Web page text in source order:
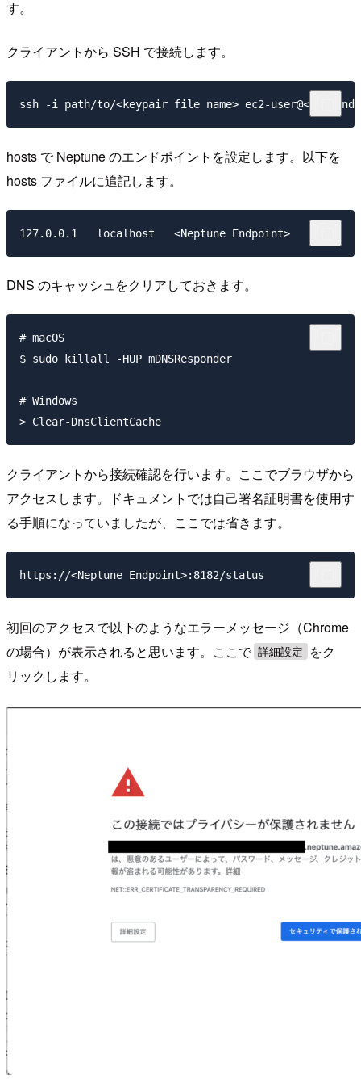
す。
クライアントから SSH で接続します。
hosts で Neptune のエンドポイントを設定します。以下を
hosts ファイルに追記します。
DNS のキャッシュをクリアしておきます。
# macOS
$ sudo killall -HUP mDNSResponder
# Windows
クライアントから接続確認を行います。ここでブラウザから
アクセスします。ドキュメントでは自己署名証明書を使用す
る手順になっていましたが、ここでは省きます。
初回のアクセスで以下のようなエラーメッセージ（Chrome
の場合）が表示されると思います。ここで 詳細設定
をク
リックします。